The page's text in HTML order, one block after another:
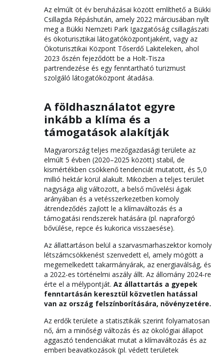
Az elmúlt öt év beruházásai között említhető a Bükki
Csillagda Répáshután, amely 2022 márciusában nyílt
meg a Bükki Nemzeti Park Igazgatóság csillagászati
és ökoturisztikai látogatóközpontjaként, vagy az
Ökoturisztikai Központ Tőserdő Lakiteleken, ahol
2023 őszén fejeződött be a Holt-Tisza
partrendezése és egy fenntartható turizmust
szolgáló látogatóközpont átadása.
A földhasználatot egyre
inkább a klíma és a
támogatások alakítják
Magyarország teljes mezőgazdasági területe az
elmúlt 5 évben (2020–2025 között) stabil, de
kismértékben csökkenő tendenciát mutatott, és 5,0
millió hektár körül alakult. Miközben a teljes terület
nagysága alig változott, a belső művelési ágak
arányában és a vetésszerkezetben komoly
átrendeződés zajlott le a klímaváltozás és a
támogatási rendszerek hatására (pl. napraforgó
bővülése, repce és kukorica visszaesése).
Az állattartáson belül a szarvasmarhaszektor komoly
létszámcsökkenést szenvedett el, amely mögött a
megemelkedett takarmányárak, az energiaválság, és
a 2022-es történelmi aszály állt. Az állomány 2024-re
érte el a mélypontját. Az állattartás a gyepek
fenntartásán keresztül közvetlen hatással
van az ország felszínborítására, növényzetére.
Az erdők területe a statisztikák szerint folyamatosan
nő, ám a minőségi változás és az ökológiai állapot
aggasztó tendenciákat mutat a klímaváltozás és az
emberi beavatkozások (pl. védett területek